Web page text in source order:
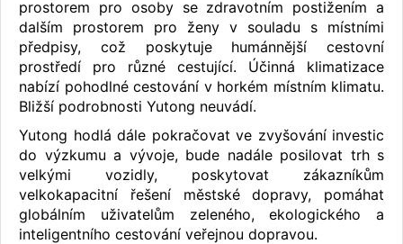
prostorem pro osoby se zdravotním postižením a
dalším prostorem pro ženy v souladu s místními
předpisy, což poskytuje humánnější cestovní
prostředí pro různé cestující. Účinná klimatizace
nabízí pohodlné cestování v horkém místním klimatu.
Bližší podrobnosti Yutong neuvádí.
Yutong hodlá dále pokračovat ve zvyšování investic
do výzkumu a vývoje, bude nadále posilovat trh s
velkými vozidly, poskytovat zákazníkům
velkokapacitní řešení městské dopravy, pomáhat
globálním uživatelům zeleného, ​​ekologického a
inteligentního cestování veřejnou dopravou.